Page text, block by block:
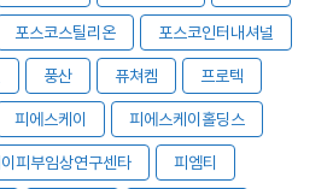
포스코스틸리온 포스코인터내셔널
풍산 퓨쳐켐 프로텍
피에스케이 피에스케이홀딩스
피부임상연구센타 피엠티